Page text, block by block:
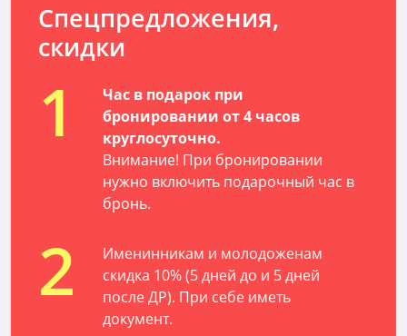
Спецпредложения,
скидки
1
Час в подарок при
бронировании от 4 часов
круглосуточно.
Внимание! При бронировании
нужно включить подарочный час в
бронь.
2
Именинникам и молодоженам
скидка 10% (5 дней до и 5 дней
после ДР). При себе иметь
документ.